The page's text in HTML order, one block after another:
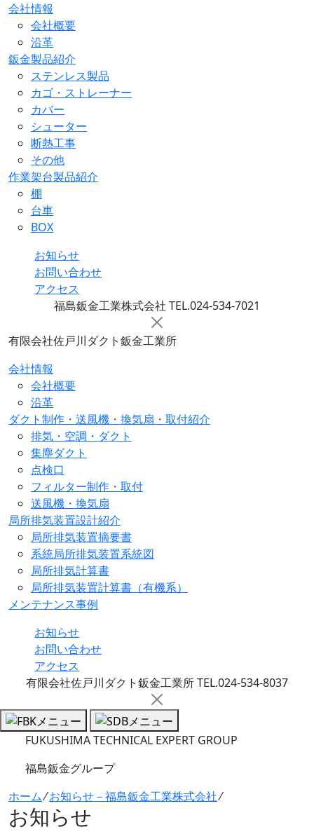
会社情報
会社概要
沿革
鈑金製品紹介
ステンレス製品
カゴ・ストレーナー
カバー
シューター
断熱工事
その他
作業架台製品紹介
棚
台車
BOX
お知らせ
お問い合わせ
アクセス
福島鈑金工業株式会社 TEL.024-534-7021
有限会社佐戸川ダクト鈑金工業所
会社情報
会社概要
沿革
ダクト制作・送風機・換気扇・取付紹介
排気・空調・ダクト
集塵ダクト
点検口
フィルター制作・取付
送風機・換気扇
局所排気装置設計紹介
局所排気装置摘要書
系統局所排気装置系統図
局所排気計算書
局所排気装置計算書（有機系）
メンテナンス事例
お知らせ
お問い合わせ
アクセス
有限会社佐戸川ダクト鈑金工業所 TEL.024-534-8037
FUKUSHIMA TECHNICAL EXPERT GROUP
福島鈑金グループ
ホーム⁄お知らせ－福島鈑金工業株式会社⁄
お知らせ